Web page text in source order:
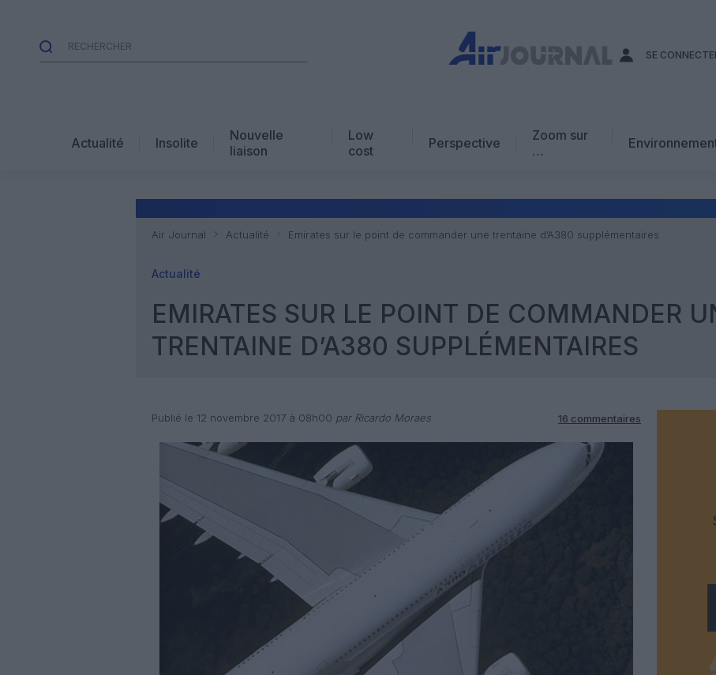
SE
Actualité Insolite
Nouvelle
liaison
Low
cost
Perspective
Zoom sur
…
Avis d’expert
Air Journal Actualité Emirates sur le point de commander une trentaine d’A380 supplémentaires
Actualité
EMIRATES SUR LE POINT DE COMMANDER
TRENTAINE D’A380 SUPPLÉMENTAIRES
Publié le 12 novembre 2017 à 08h00 par Ricardo Moraes 16 commentaires